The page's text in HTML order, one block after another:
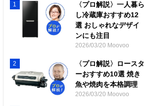
1
〈プロ解説〉一人暮ら
し冷蔵庫おすすめ12
選 おしゃれなデザイ
ンにも注目
2026/03/20 Moovoo
2
〈プロ解説〉ロースタ
ーおすすめ10選 焼き
魚や焼肉を本格調理
2026/03/20 Moovoo